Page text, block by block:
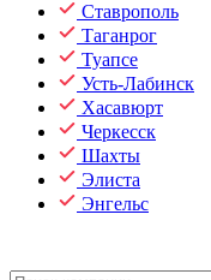
Ставрополь
Таганрог
Туапсе
Усть-Лабинск
Хасавюрт
Черкесск
Шахты
Элиста
Энгельс